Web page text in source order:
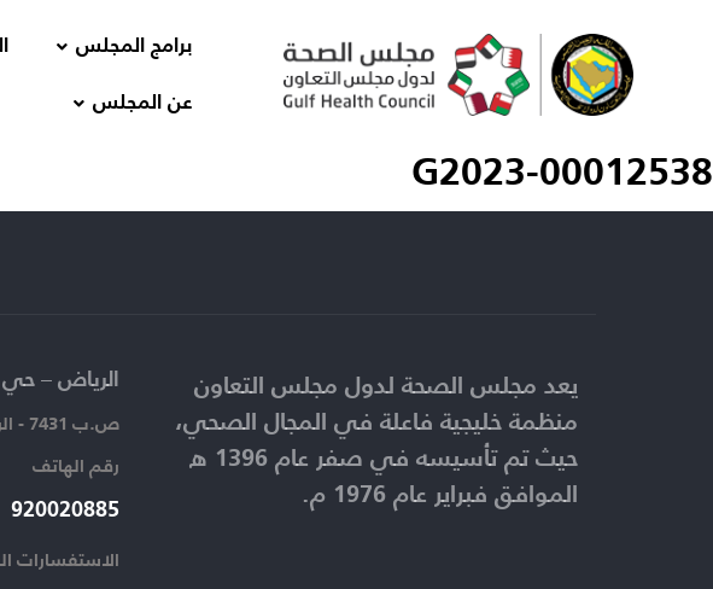
برامج المجلس
عن المجلس
G2023-00012538
الرياض –
ص.ب 7431 - الرمز البريدي 11462
رقم الهاتف​
920020885​
الاستفسارات
يعد مجلس الصحة لدول مجلس التعاون
منظمة خليجية فاعلة في المجال الصحي،
حيث تم تأسيسه في صفر عام 1396 ه
الموافق فبراير عام 1976 م.